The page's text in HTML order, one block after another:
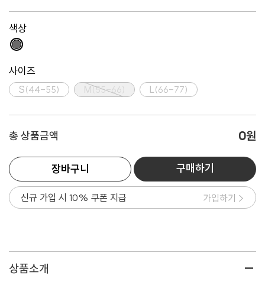
색상
사이즈
S(44-55) M(55-66) L(66-77)
총 상품금액 0원
장바구니 구매하기
신규 가입 시 10% 쿠폰 지급 가입하기 >
상품소개